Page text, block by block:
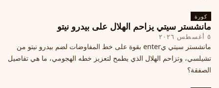
كورة
مانشستر سيتي يزاحم الهلال على بيدرو نيتو
٥ أغسطس ٢٠٢٦
مانشستر سيتي يenter بقوة على خط المفاوضات لضم بيدرو نيتو من
تشيلسي، وتزاحم الهلال الذي يطمح لتعزيز خطه الهجومي، ما هي تفاصيل
الصفقة؟